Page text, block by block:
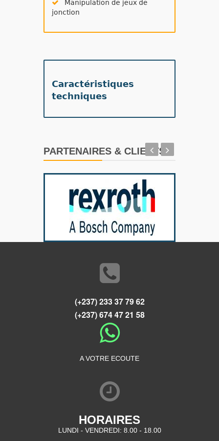
Manipulation de jeux de
jonction
Caractéristiques
techniques
PARTENAIRES & CLIENTS
(+237) 233 37 79 62
(+237) 674 47 21 58
A VOTRE ECOUTE
HORAIRES
LUNDI - VENDREDI: 8.00 - 18.00